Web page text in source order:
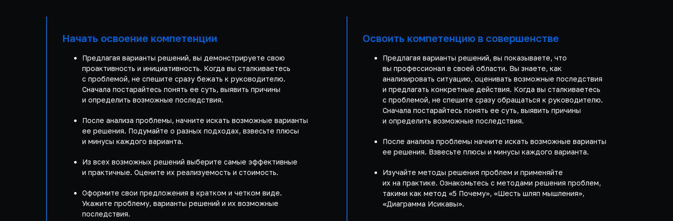
Начать освоение компетенции
Предлагая варианты решений, вы демонстрируете свою
проактивность и инициативность. Когда вы сталкиваетесь
с проблемой, не спешите сразу бежать к руководителю.
Сначала постарайтесь понять ее суть, выявить причины
и определить возможные последствия.
После анализа проблемы, начните искать возможные варианты
ее решения. Подумайте о разных подходах, взвесьте плюсы
и минусы каждого варианта.
Из всех возможных решений выберите самые эффективные
и практичные. Оцените их реализуемость и стоимость.
Оформите свои предложения в кратком и четком виде.
Укажите проблему, варианты решений и их возможные
последствия.
Освоить компетенцию в совершенстве
Предлагая варианты решений, вы показываете, что
вы профессионал в своей области. Вы знаете, как
анализировать ситуацию, оценивать возможные последствия
и предлагать конкретные действия. Когда вы сталкиваетесь
с проблемой, не спешите сразу обращаться к руководителю.
Сначала постарайтесь понять ее суть, выявить причины
и определить возможные последствия.
После анализа проблемы начните искать возможные варианты
ее решения. Взвесьте плюсы и минусы каждого варианта.
Изучайте методы решения проблем и применяйте
их на практике. Ознакомьтесь с методами решения проблем,
такими как метод «5 Почему», «Шесть шляп мышления»,
«Диаграмма Исикавы».